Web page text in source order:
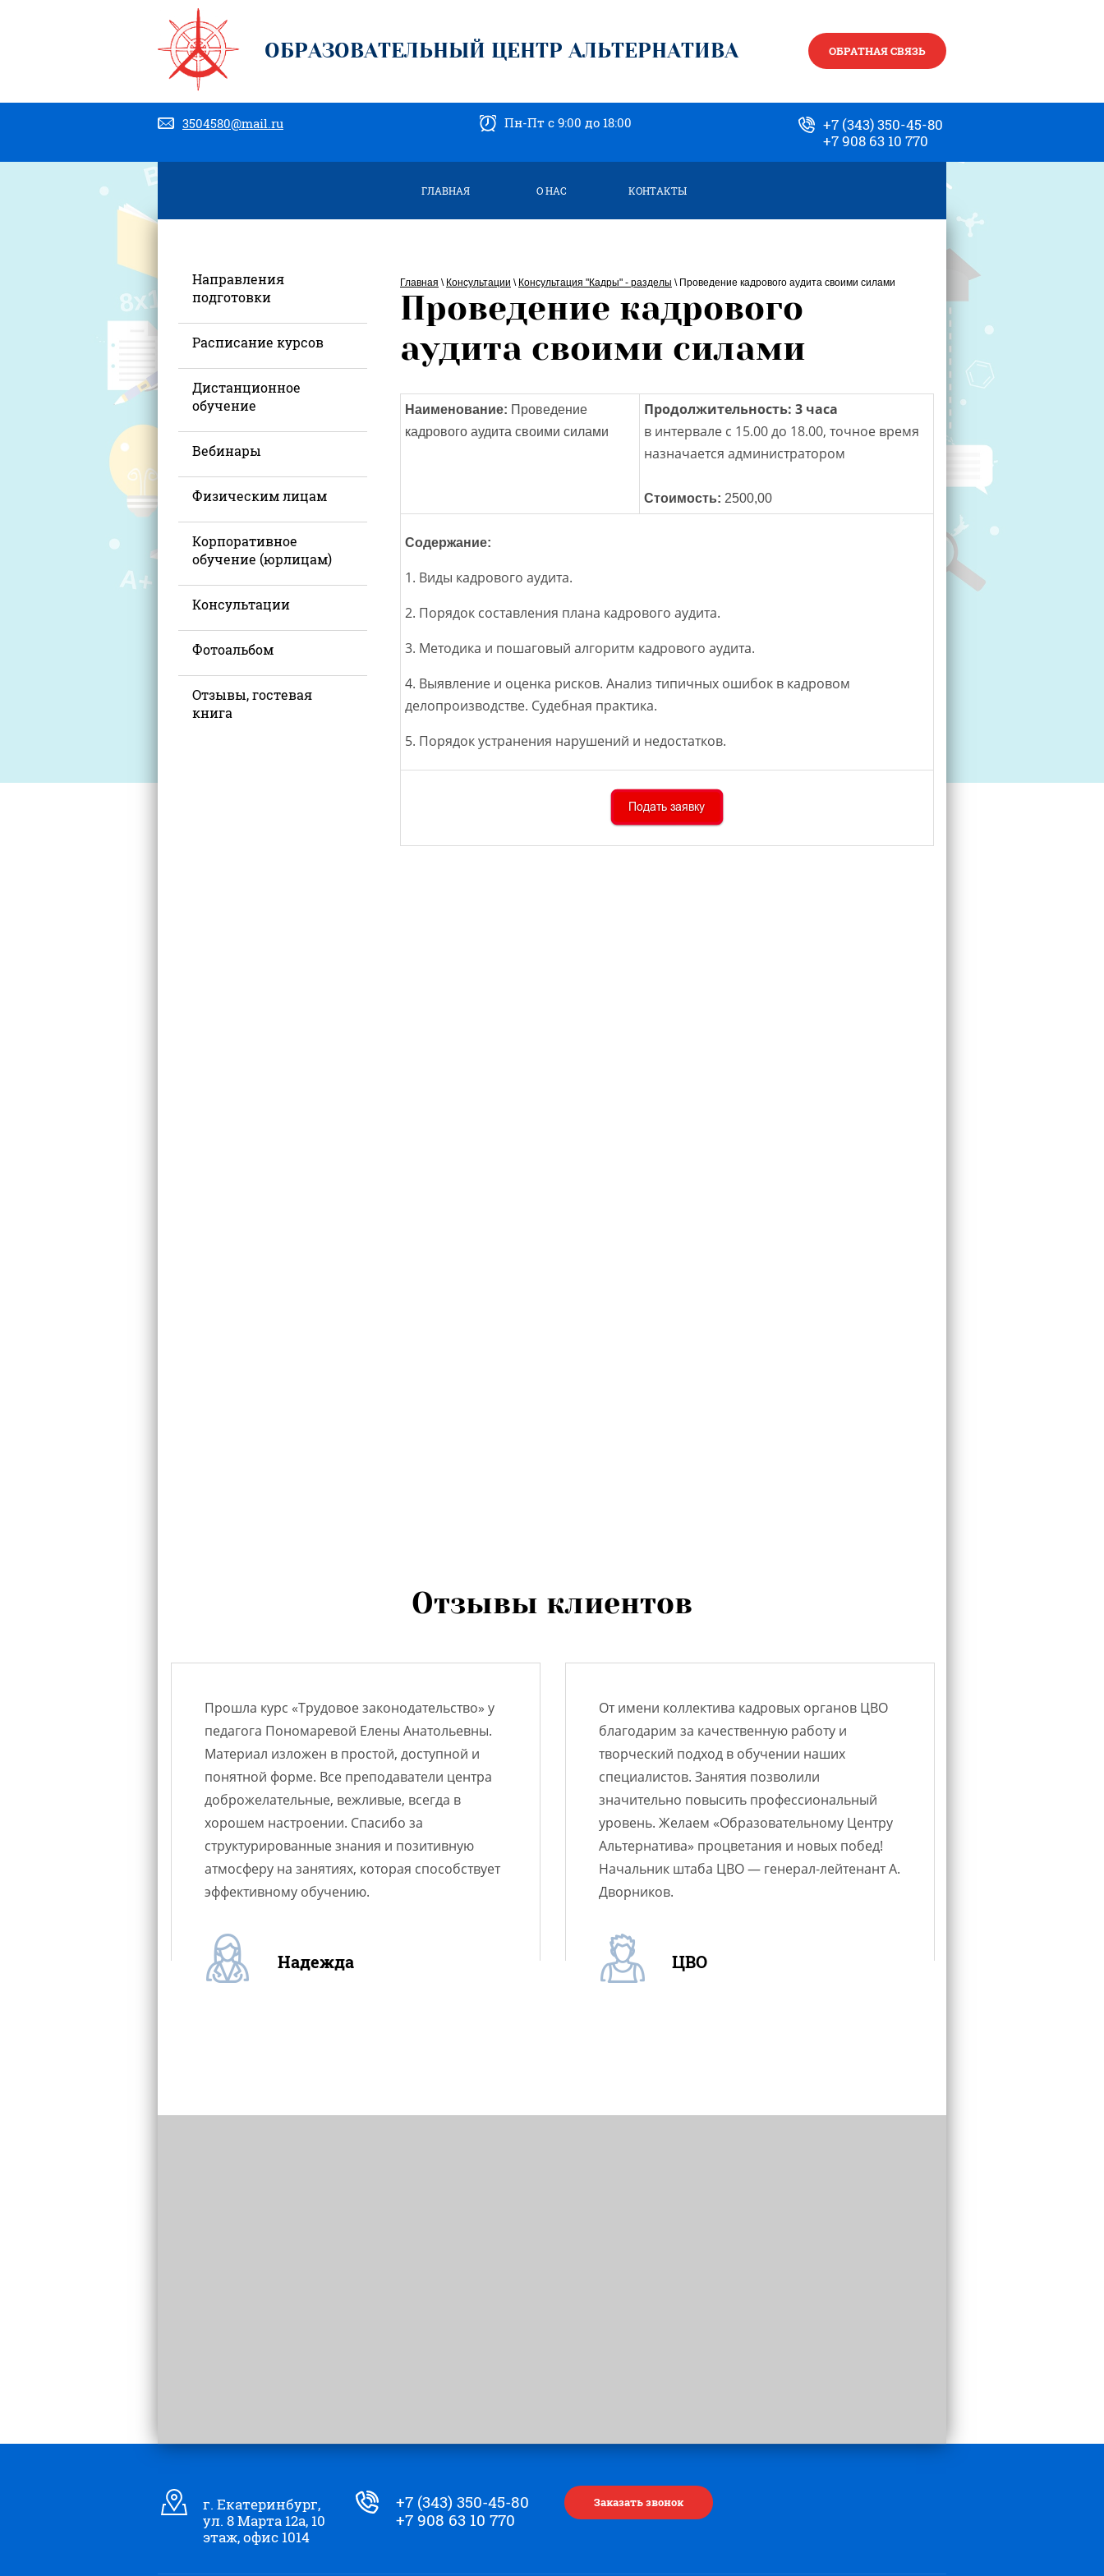
ОБРАЗОВАТЕЛЬНЫЙ ЦЕНТР АЛЬТЕРНАТИВА ОБРАТНАЯ СВЯЗЬ
3504580@mail.ru Пн-Пт с 9:00 до 18:00
+7 (343) 350-45-80
+7 908 63 10 770
ГЛАВНАЯ О НАС КОНТАКТЫ
Направления
подготовки
Расписание курсов
Дистанционное
обучение
Вебинары
Физическим лицам
Корпоративное
обучение (юрлицам)
Консультации
Фотоальбом
Отзывы, гостевая
книга
Главная \ Консультации \ Консультация "Кадры" - разделы \ Проведение кадрового аудита своими силами
Проведение кадрового
аудита своими силами
Наименование: Проведение
кадрового аудита своими силами
Продолжительность: 3 часа
в интервале с 15.00 до 18.00, точное время
назначается администратором
Стоимость: 2500,00
Содержание:
1. Виды кадрового аудита.
2. Порядок составления плана кадрового аудита.
3. Методика и пошаговый алгоритм кадрового аудита.
4. Выявление и оценка рисков. Анализ типичных ошибок в кадровом
делопроизводстве. Судебная практика.
5. Порядок устранения нарушений и недостатков.
Отзывы клиентов
Прошла курс «Трудовое законодательство» у
педагога Пономаревой Елены Анатольевны.
Материал изложен в простой, доступной и
понятной форме. Все преподаватели центра
доброжелательные, вежливые, всегда в
хорошем настроении. Спасибо за
структурированные знания и позитивную
атмосферу на занятиях, которая способствует
эффективному обучению.
Надежда
От имени коллектива кадровых органов ЦВО
благодарим за качественную работу и
творческий подход в обучении наших
специалистов. Занятия позволили
значительно повысить профессиональный
уровень. Желаем «Образовательному Центру
Альтернатива» процветания и новых побед!
Начальник штаба ЦВО — генерал-лейтенант А.
Дворников.
ЦВО
г. Екатеринбург,
ул. 8 Марта 12а, 10
этаж, офис 1014
+7 (343) 350-45-80
+7 908 63 10 770
Заказать звонок